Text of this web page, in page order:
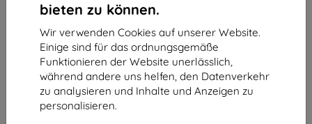
bieten zu können.
Wir verwenden Cookies auf unserer Website.
Einige sind für das ordnungsgemäße
Funktionieren der Website unerlässlich,
während andere uns helfen, den Datenverkehr
zu analysieren und Inhalte und Anzeigen zu
personalisieren.
In den Warenkorb
Massenrabatt
2Stck.
10%